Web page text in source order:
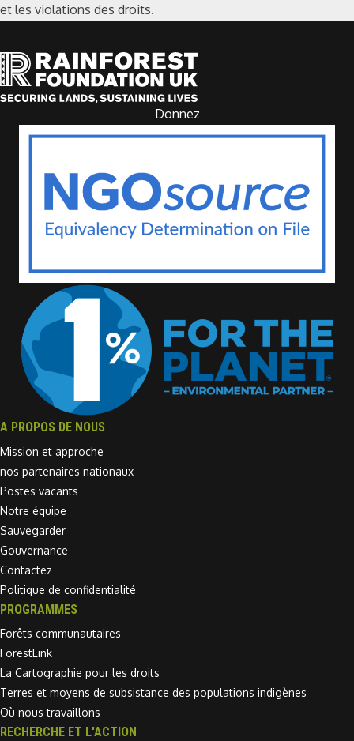
et les violations des droits.
Donnez
A PROPOS DE NOUS
Mission et approche
nos partenaires nationaux
Postes vacants
Notre équipe
Sauvegarder
Gouvernance
Contactez
Politique de confidentialité
PROGRAMMES
Forêts communautaires
ForestLink
La Cartographie pour les droits
Terres et moyens de subsistance des populations indigènes
Où nous travaillons
RECHERCHE ET L'ACTION